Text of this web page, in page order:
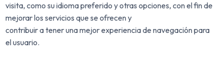
visita, como su idioma preferido y otras opciones, con el fin de
mejorar los servicios que se ofrecen y
contribuir a tener una mejor experiencia de navegación para
el usuario.